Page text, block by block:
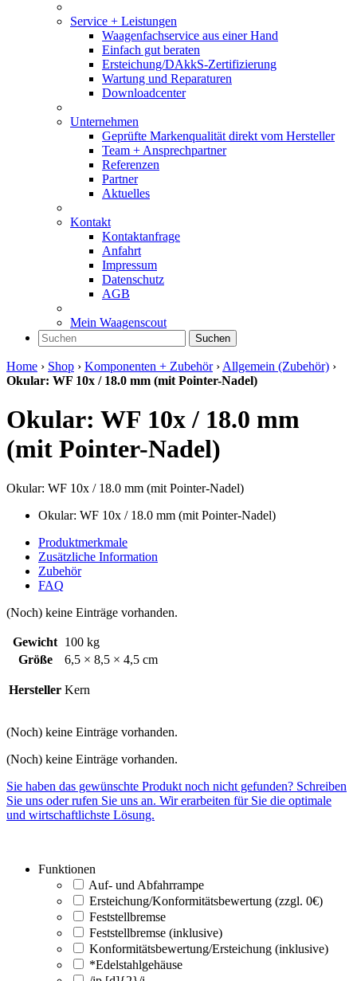
Service + Leistungen
Waagenfachservice aus einer Hand
Einfach gut beraten
Ersteichung/DAkkS-Zertifizierung
Wartung und Reparaturen
Downloadcenter
Unternehmen
Geprüfte Markenqualität direkt vom Hersteller
Team + Ansprechpartner
Referenzen
Partner
Aktuelles
Kontakt
Kontaktanfrage
Anfahrt
Impressum
Datenschutz
AGB
Mein Waagenscout
Suchen
Home › Shop › Komponenten + Zubehör› Allgemein (Zubehör) ›
Okular: WF 10x / 18.0 mm (mit Pointer-Nadel)
Okular: WF 10x / 18.0 mm
(mit Pointer-Nadel)
Okular: WF 10x / 18.0 mm (mit Pointer-Nadel)
Okular: WF 10x / 18.0 mm (mit Pointer-Nadel)
Produktmerkmale
Zusätzliche Information
Zubehör
FAQ
(Noch) keine Einträge vorhanden.
Gewicht 100 kg
Größe
6,5 × 8,5 × 4,5 cm
Hersteller Kern
(Noch) keine Einträge vorhanden.
(Noch) keine Einträge vorhanden.
Sie haben das gewünschte Produkt noch nicht gefunden? Schreiben
Sie uns oder rufen Sie uns an. Wir erarbeiten für Sie die optimale
und wirtschaftlichste Lösung.
Funktionen
Auf- und Abfahrrampe
Ersteichung/Konformitätsbewertung (zzgl. 0€)
Feststellbremse
Feststellbremse (inklusive)
Konformitätsbewertung/Ersteichung (inklusive)
*Edelstahlgehäuse